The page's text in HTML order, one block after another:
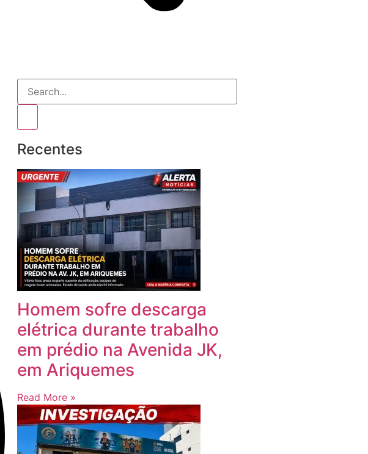
Recentes
Homem sofre descarga
elétrica durante trabalho
em prédio na Avenida JK,
em Ariquemes
Read More »